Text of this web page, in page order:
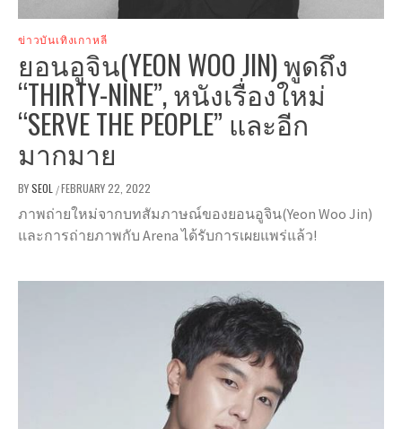
ข่าวบันเทิงเกาหลี
ยอนอูจิน(YEON WOO JIN) พูดถึง
“THIRTY-NINE”, หนังเรื่องใหม่
“SERVE THE PEOPLE” และอีก
มากมาย
BYSEOL /FEBRUARY 22, 2022
ภาพถ่ายใหม่จากบทสัมภาษณ์ของยอนอูจิน(Yeon Woo Jin)
และการถ่ายภาพกับ Arena ได้รับการเผยแพร่แล้ว!